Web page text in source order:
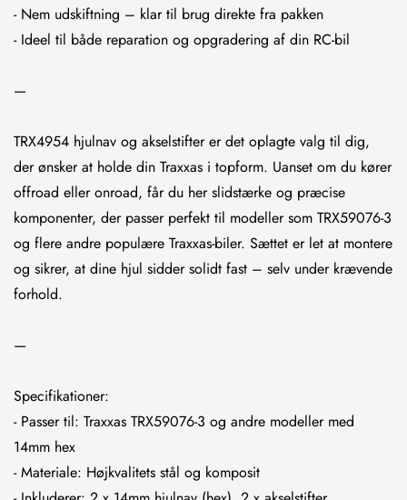
- Nem udskiftning – klar til brug direkte fra pakken
- Ideel til både reparation og opgradering af din RC-bil
—
TRX4954 hjulnav og akselstifter er det oplagte valg til dig,
der ønsker at holde din Traxxas i topform. Uanset om du kører
offroad eller onroad, får du her slidstærke og præcise
komponenter, der passer perfekt til modeller som TRX59076-3
og flere andre populære Traxxas-biler. Sættet er let at montere
og sikrer, at dine hjul sidder solidt fast – selv under krævende
forhold.
—
Specifikationer:
- Passer til: Traxxas TRX59076-3 og andre modeller med
14mm hex
- Materiale: Højkvalitets stål og komposit